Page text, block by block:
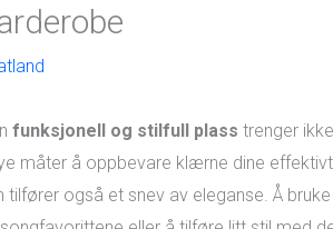
funksjonell og stilfull plass trenger
måter å oppbevare klærne dine
også et snev av eleganse. Å